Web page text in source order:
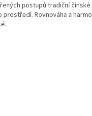
postupů tradiční
Rovnováha a